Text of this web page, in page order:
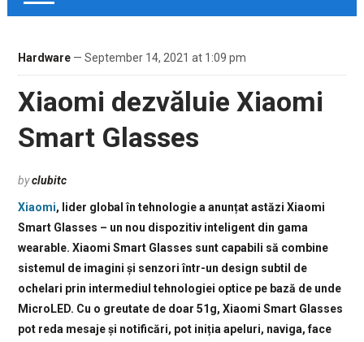
Hardware— September 14, 2021 at 1:09 pm
Xiaomi dezvăluie Xiaomi
Smart Glasses
byclubitc
Xiaomi, lider global în tehnologie a anunțat astăzi Xiaomi
Smart Glasses – un nou dispozitiv inteligent din gama
wearable. Xiaomi Smart Glasses sunt capabili să combine
sistemul de imagini și senzori într-un design subtil de
ochelari prin intermediul tehnologiei optice pe bază de unde
MicroLED. Cu o greutate de doar 51g, Xiaomi Smart Glasses
pot reda mesaje și notificări, pot iniția apeluri, naviga, face